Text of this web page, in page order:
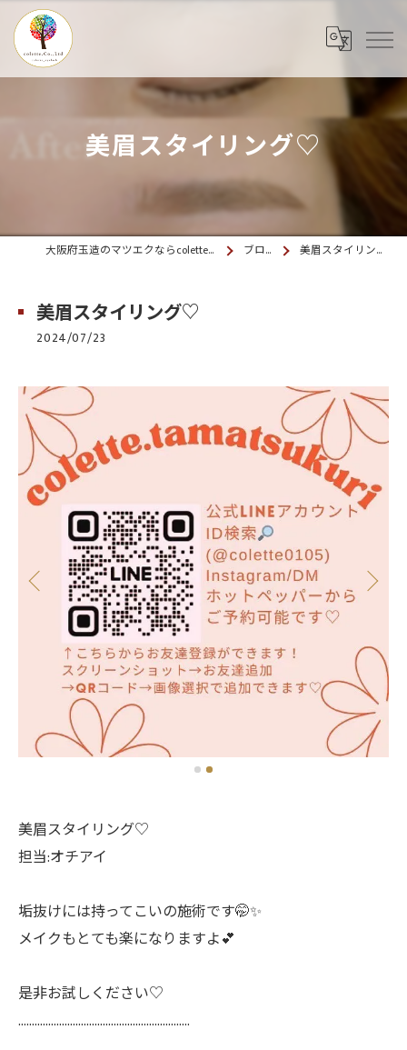
美眉スタイリング♡
大阪府玉造のマツエクならcolette. 玉造 ブログ 美眉スタイリング♡
美眉スタイリング♡
2024/07/23
美眉スタイリング♡
担当:オチアイ
垢抜けには持ってこいの施術です🤭✨
メイクもとても楽になりますよ💕
是非お試しください♡
………………………………………………………